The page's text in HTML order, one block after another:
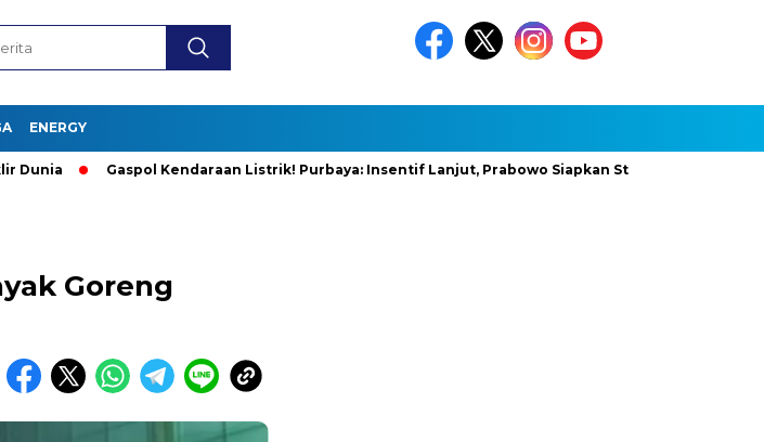
ENERGY
Gaspol Kendaraan Listrik! Purbaya: Insentif Lanjut, Prabowo Siapkan Stimulus Baru
Goreng